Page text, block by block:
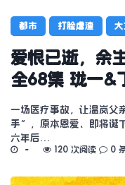
都市 打脸虐渣 大
爱恨已逝，余
全68集 珑一&
一场医疗事故，让温岚父
手”，原本恩爱、即将诞
六年后…
120 次阅读 0